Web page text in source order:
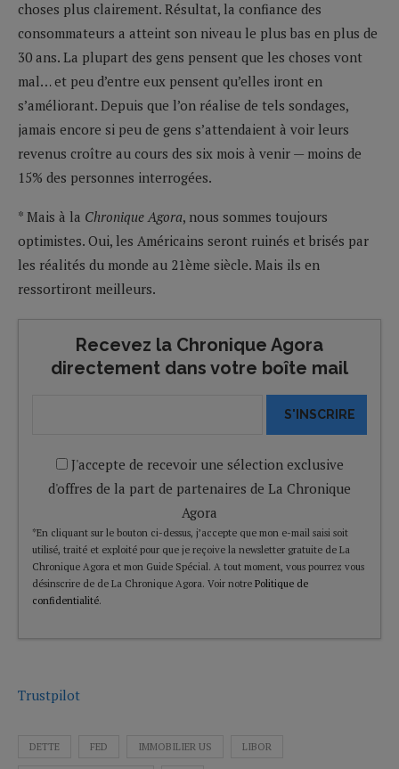
choses plus clairement. Résultat, la confiance des
consommateurs a atteint son niveau le plus bas en plus de
30 ans. La plupart des gens pensent que les choses vont
mal… et peu d’entre eux pensent qu’elles iront en
s’améliorant. Depuis que l’on réalise de tels sondages,
jamais encore si peu de gens s’attendaient à voir leurs
revenus croître au cours des six mois à venir — moins de
15% des personnes interrogées.
* Mais à la Chronique Agora, nous sommes toujours
optimistes. Oui, les Américains seront ruinés et brisés par
les réalités du monde au 21ème siècle. Mais ils en
ressortiront meilleurs.
Recevez la Chronique Agora
directement dans votre boîte mail
S'INSCRIRE
J'accepte de recevoir une sélection exclusive
d'offres de la part de partenaires de La Chronique
Agora
*En cliquant sur le bouton ci-dessus, j’accepte que mon e-mail saisi soit
utilisé, traité et exploité pour que je reçoive la newsletter gratuite de La
Chronique Agora et mon Guide Spécial. A tout moment, vous pourrez vous
désinscrire de de La Chronique Agora. Voir notre Politique de
confidentialité.
Trustpilot
DETTE FED IMMOBILIER US LIBOR